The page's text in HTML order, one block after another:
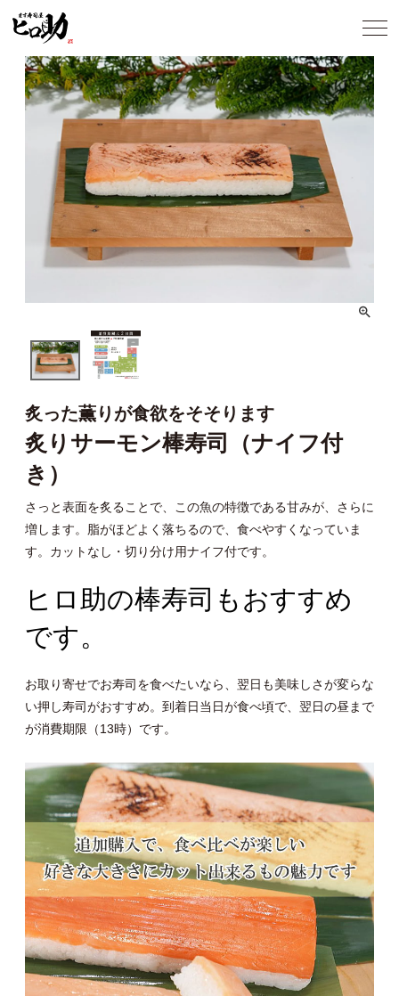
炙った薫りが食欲をそそります
炙りサーモン棒寿司（ナイフ付
き）
さっと表面を炙ることで、この魚の特徴である甘みが、さらに
増します。脂がほどよく落ちるので、食べやすくなっていま
す。カットなし・切り分け用ナイフ付です。
ヒロ助の棒寿司もおすすめ
です。
お取り寄せでお寿司を食べたいなら、翌日も美味しさが変らな
い押し寿司がおすすめ。到着日当日が食べ頃で、翌日の昼まで
が消費期限（13時）です。